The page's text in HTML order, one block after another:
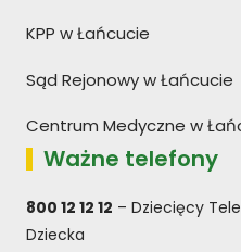
KPP w Łańcucie
Sąd Rejonowy w Łańcucie
Centrum Medyczne w
Ważne telefony
800 12 12 12 – Dziecięcy
Dziecka